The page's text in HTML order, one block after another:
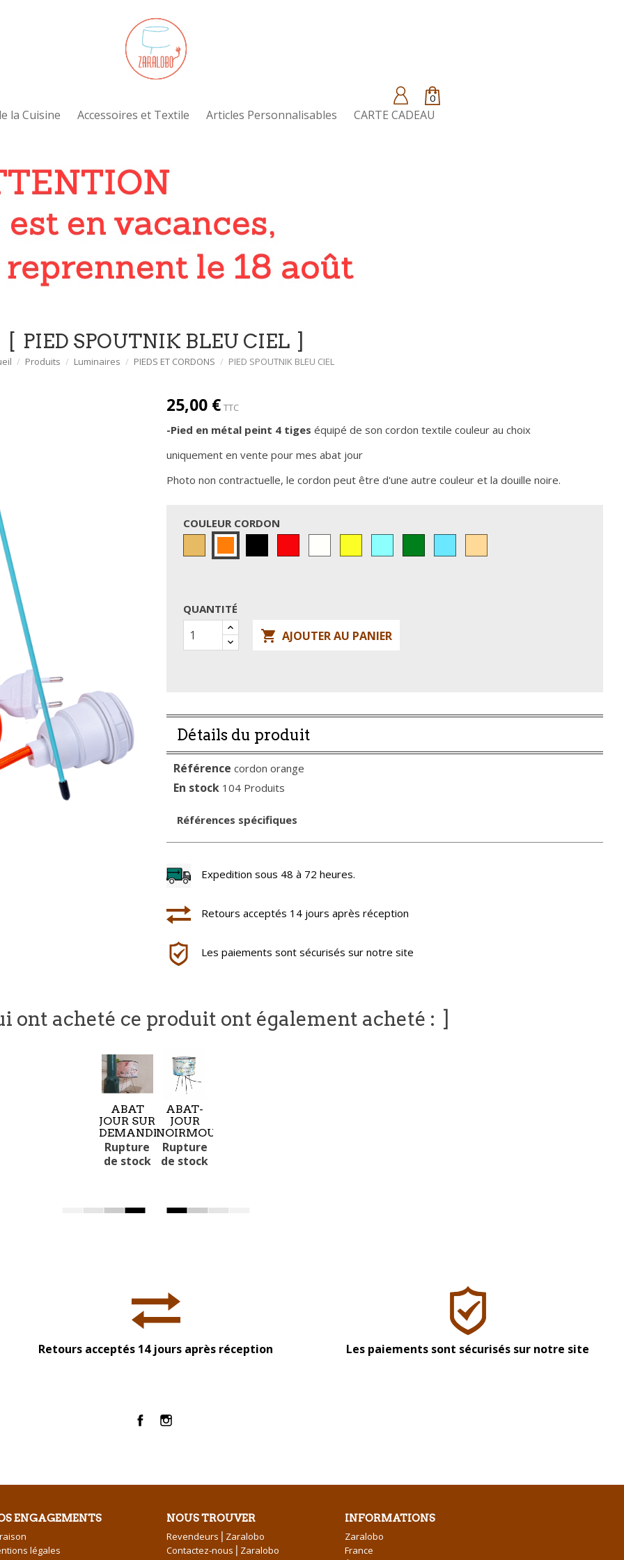
0
la Cuisine Accessoires et Textile Articles Personnalisables CARTE CADEAU
PIED SPOUTNIK BLEU CIEL
Produits Luminaires PIEDS ET CORDONS PIED SPOUTNIK BLEU CIEL
25,00 € TTC
-Pied en métal peint 4 tiges équipé de son cordon textile couleur au choix
uniquement en vente pour mes abat jour
Photo non contractuelle, le cordon peut être d'une autre couleur et la douille noire.
COULEUR CORDON
Doré
(torsadé)
CIEL
Cuivré
QUANTITÉ
 AJOUTER AU PANIER
Détails du produit
Référence cordon orange
En stock 104 Produits
Références spécifiques
Expedition sous 48 à 72 heures.
Retours acceptés 14 jours après réception
Les paiements sont sécurisés sur notre site
ont acheté ce produit ont également acheté :
ABAT
JOUR SUR
DEMANDE
Rupture
de stock
ABAT-
JOUR
NOIRMOUTIER
Rupture
de stock
Retours acceptés 14 jours après réception Les paiements sont sécurisés sur notre site
FacebookInstagram
ENGAGEMENTS
légales
NOUS TROUVER
Revendeurs⎪Zaralobo
Contactez-nous⎪Zaralobo
INFORMATIONS
Zaralobo
France